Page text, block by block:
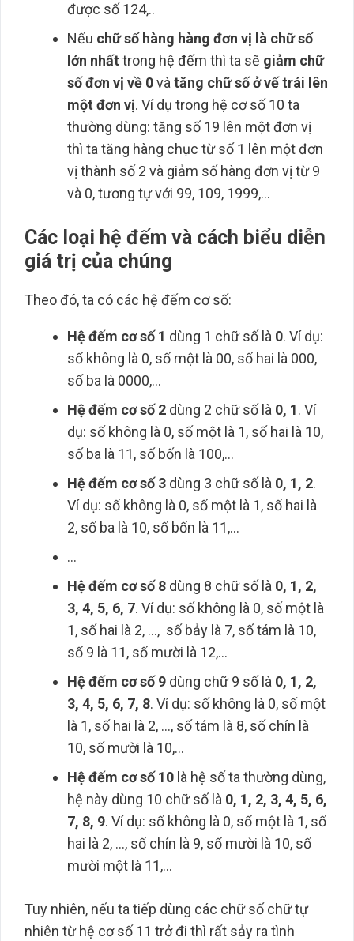
được số 124,..
Nếu chữ số hàng hàng đơn vị là chữ số
lớn nhất trong hệ đếm thì ta sẽ giảm chữ
số đơn vị về 0và tăng chữ số ở vế trái lên
một đơn vị. Ví dụ trong hệ cơ số 10 ta
thường dùng: tăng số 19 lên một đơn vị
thì ta tăng hàng chục từ số 1 lên một đơn
vị thành số 2 và giảm số hàng đơn vị từ 9
và 0, tương tự với 99, 109, 1999,…
Các loại hệ đếm và cách biểu diễn
giá trị của chúng
Theo đó, ta có các hệ đếm cơ số:
Hệ đếm cơ số 1 dùng 1 chữ số là 0. Ví dụ:
số không là 0, số một là 00, số hai là 000,
số ba là 0000,…
Hệ đếm cơ số 2 dùng 2 chữ số là 0, 1. Ví
dụ: số không là 0, số một là 1, số hai là 10,
số ba là 11, số bốn là 100,…
Hệ đếm cơ số 3 dùng 3 chữ số là 0, 1, 2.
Ví dụ: số không là 0, số một là 1, số hai là
2, số ba là 10, số bốn là 11,…
…
Hệ đếm cơ số 8 dùng 8 chữ số là 0, 1, 2,
3, 4, 5, 6, 7. Ví dụ: số không là 0, số một là
1, số hai là 2, …, số bảy là 7, số tám là 10,
số 9 là 11, số mười là 12,…
Hệ đếm cơ số 9 dùng chữ 9 số là 0, 1, 2,
3, 4, 5, 6, 7, 8. Ví dụ: số không là 0, số một
là 1, số hai là 2, …, số tám là 8, số chín là
10, số mười là 10,…
Hệ đếm cơ số 10 là hệ số ta thường dùng,
hệ này dùng 10 chữ số là 0, 1, 2, 3, 4, 5, 6,
7, 8, 9. Ví dụ: số không là 0, số một là 1, số
hai là 2, …, số chín là 9, số mười là 10, số
mười một là 11,…
Tuy nhiên, nếu ta tiếp dùng các chữ số chữ tự
nhiên từ hệ cơ số 11 trở đi thì rất sảy ra tình